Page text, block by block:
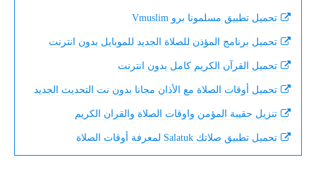
تحميل تطبيق مسلمونا برو Vmuslim
تحميل برنامج المؤذن للصلاة الجديد للموبايل بدون انترنت
تحميل القرآن الكريم كامل بدون انترنت
تحميل أوقات الصلاة مع الأذان مجانا بدون نت التحديث الجديد
تنزيل حقيبة المؤمن واوقات الصلاة والقران الكريم
تحميل تطبيق صلاتك Salatuk لمعرفة أوقات الصلاة